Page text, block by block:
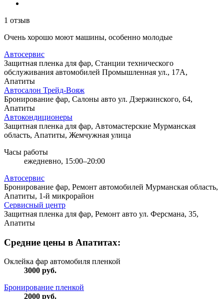
1 отзыв
Очень хорошо моют машины, особенно молодые
Автосервис
Защитная пленка для фар, Станции технического
обслуживания автомобилей Промышленная ул., 17А,
Апатиты
Автосалон Трейд-Вояж
Бронирование фар, Салоны авто ул. Дзержинского, 64,
Апатиты
Автокондиционеры
Защитная пленка для фар, Автомастерские Мурманская
область, Апатиты, Жемчужная улица
Часы работы
ежедневно, 15:00–20:00
Автосервис
Бронирование фар, Ремонт автомобилей Мурманская область,
Апатиты, 1-й микрорайон
Сервисный центр
Защитная пленка для фар, Ремонт авто ул. Ферсмана, 35,
Апатиты
Средние цены в Апатитах:
Оклейка фар автомобиля пленкой
3000 руб.
Бронирование пленкой
2000 руб.